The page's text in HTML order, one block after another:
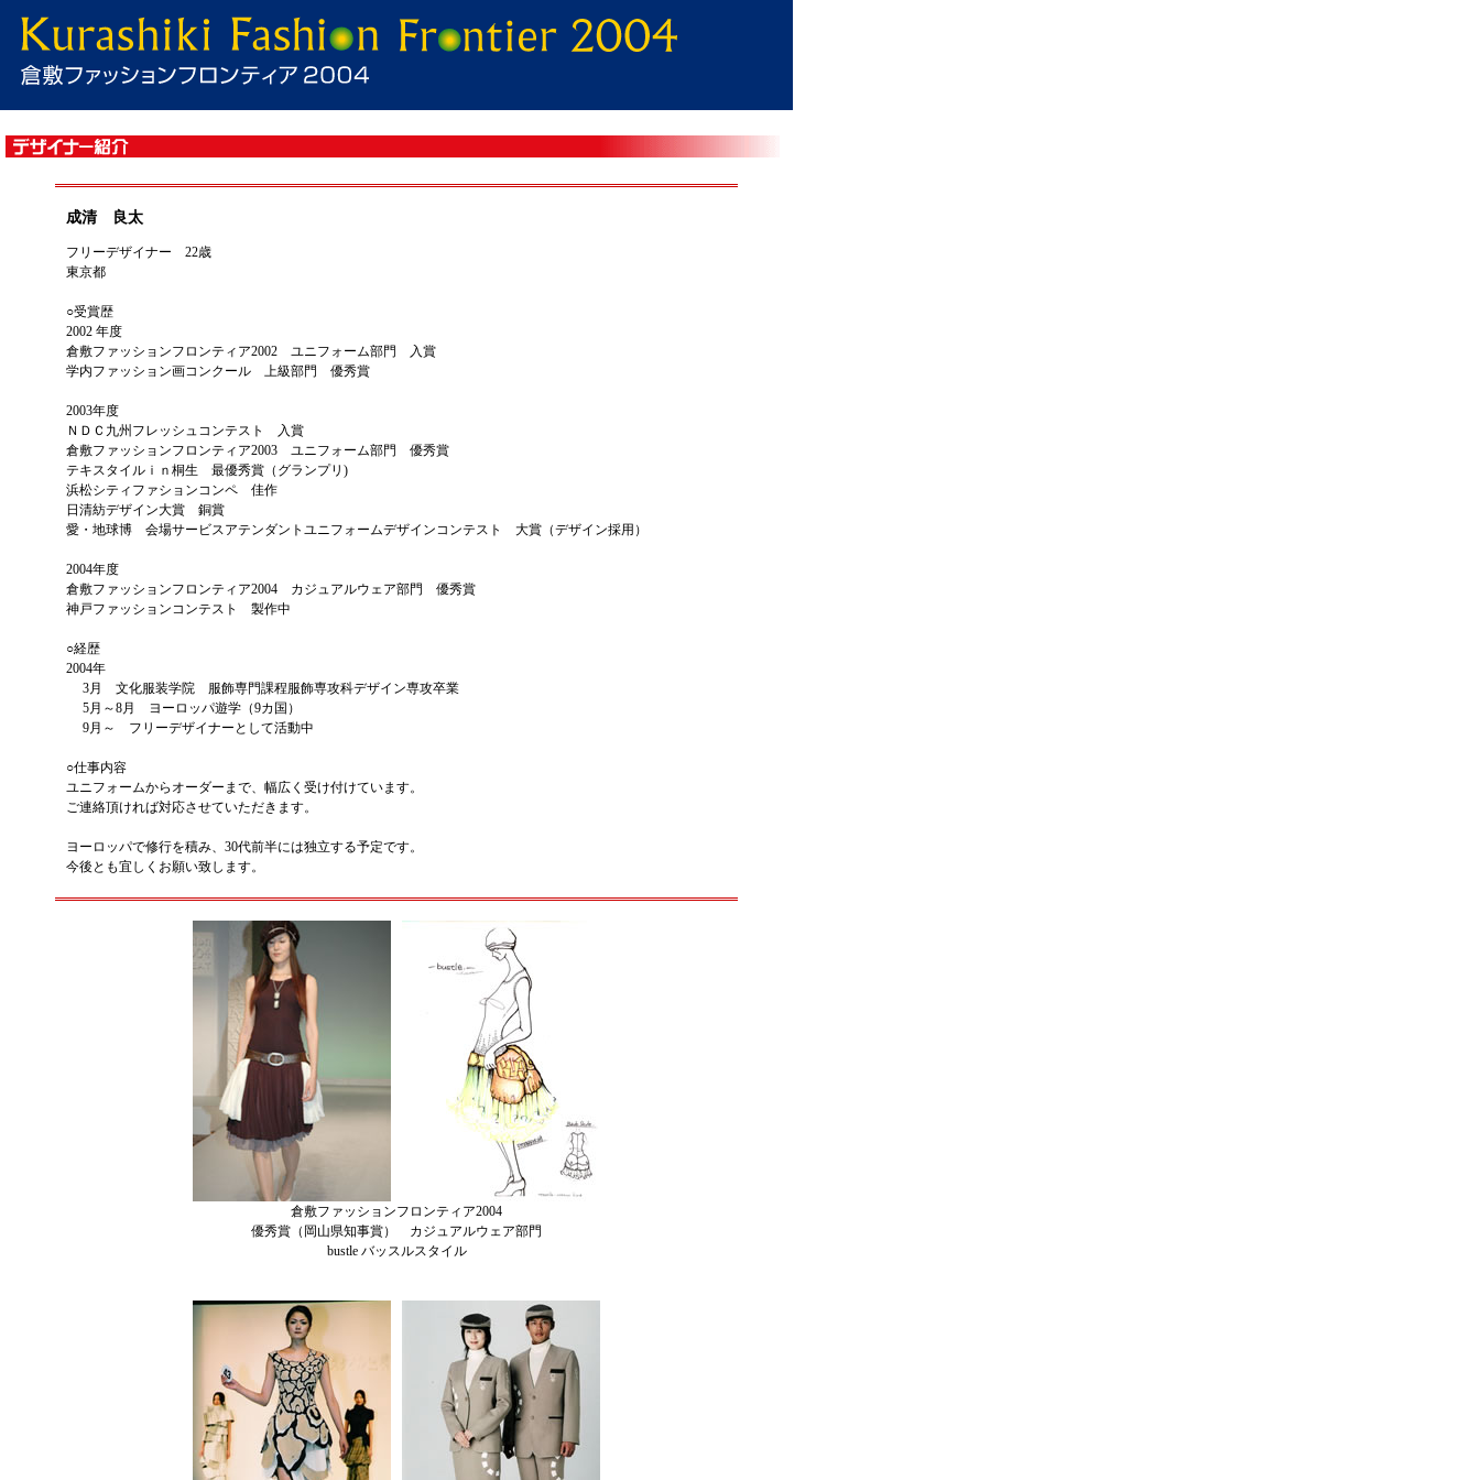
成清 良太
フリーデザイナー 22歳
東京都
○受賞歴
2002 年度
倉敷ファッションフロンティア2002 ユニフォーム部門 入賞
学内ファッション画コンクール 上級部門 優秀賞
2003年度
ＮＤＣ九州フレッシュコンテスト 入賞
倉敷ファッションフロンティア2003 ユニフォーム部門 優秀賞
テキスタイルｉｎ桐生 最優秀賞（グランプリ)
浜松シティファションコンペ 佳作
日清紡デザイン大賞 銅賞
愛・地球博 会場サービスアテンダントユニフォームデザインコンテスト 大賞（デザイン採用）
2004年度
倉敷ファッションフロンティア2004 カジュアルウェア部門 優秀賞
神戸ファッションコンテスト 製作中
○経歴
2004年
3月 文化服装学院 服飾専門課程服飾専攻科デザイン専攻卒業
5月～8月 ヨーロッパ遊学（9カ国）
9月～ フリーデザイナーとして活動中
○仕事内容
ユニフォームからオーダーまで、幅広く受け付けています。
ご連絡頂ければ対応させていただきます。
ヨーロッパで修行を積み、30代前半には独立する予定です。
今後とも宜しくお願い致します。
倉敷ファッションフロンティア2004
優秀賞（岡山県知事賞） カジュアルウェア部門
bustle バッスルスタイル